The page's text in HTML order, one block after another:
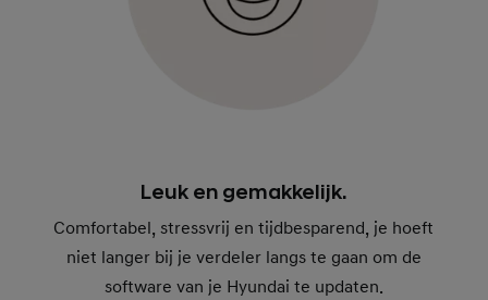
Leuk en gemakkelijk.
Comfortabel, stressvrij en tijdbesparend, je hoeft
niet langer bij je verdeler langs te gaan om de
software van je Hyundai te updaten.